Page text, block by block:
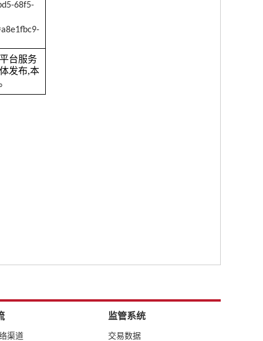
68f5-
台服务
发布,本
渠道
监管系统
交易数据